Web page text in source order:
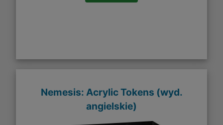
Nemesis: Acrylic Tokens (wyd.
angielskie)